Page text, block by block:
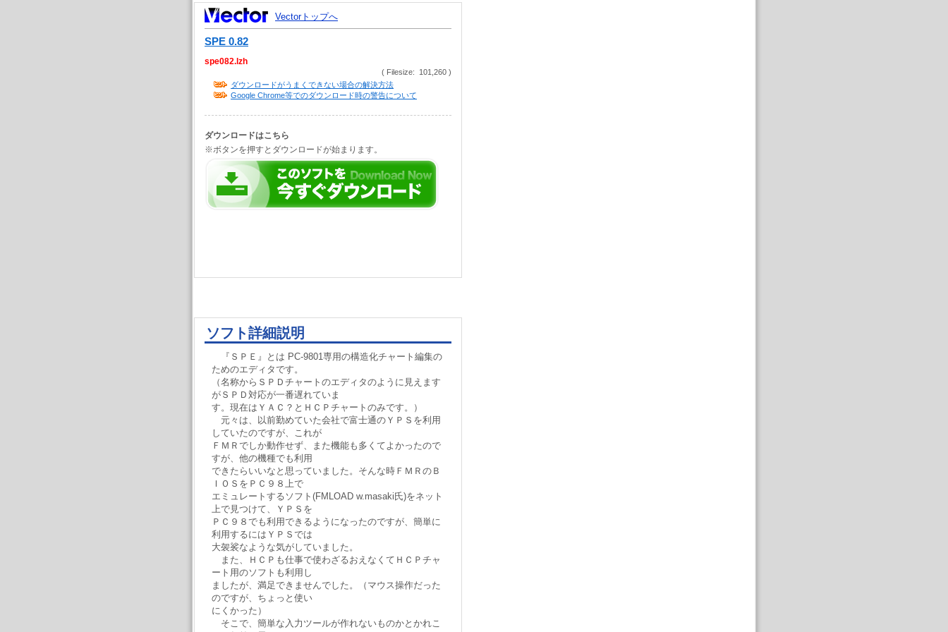
Vectorトップへ
SPE 0.82
spe082.lzh
( Filesize: 101,260 )
ダウンロードがうまくできない場合の解決方法
Google Chrome等でのダウンロード時の警告について
ダウンロードはこちら
※ボタンを押すとダウンロードが始まります。
ソフト詳細説明
『ＳＰＥ』とは PC-9801専用の構造化チャート編集の
ためのエディタです。
（名称からＳＰＤチャートのエディタのように見えます
がＳＰＤ対応が一番遅れていま
す。現在はＹＡＣ？とＨＣＰチャートのみです。）
元々は、以前勤めていた会社で富士通のＹＰＳを利用
していたのですが、これが
ＦＭＲでしか動作せず、また機能も多くてよかったので
すが、他の機種でも利用
できたらいいなと思っていました。そんな時ＦＭＲのＢ
ＩＯＳをＰＣ９８上で
エミュレートするソフト(FMLOAD w.masaki氏)をネット
上で見つけて、ＹＰＳを
ＰＣ９８でも利用できるようになったのですが、簡単に
利用するにはＹＰＳでは
大袈裟なような気がしていました。
また、ＨＣＰも仕事で使わざるおえなくてＨＣＰチャ
ート用のソフトも利用し
ましたが、満足できませんでした。（マウス操作だった
のですが、ちょっと使い
にくかった）
そこで、簡単な入力ツールが作れないものかとかれこ